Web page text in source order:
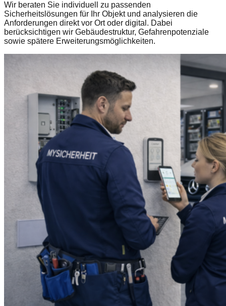
Wir beraten Sie individuell zu passenden
Sicherheitslösungen für Ihr Objekt und analysieren die
Anforderungen direkt vor Ort oder digital. Dabei
berücksichtigen wir Gebäudestruktur, Gefahrenpotenziale
sowie spätere Erweiterungsmöglichkeiten.